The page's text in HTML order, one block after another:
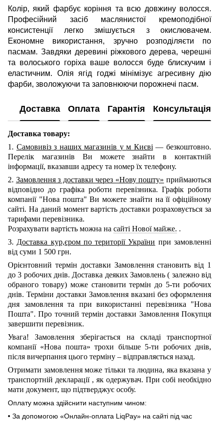
Колір, який фарбує коріння та всю довжину волосся.
Професійний засіб маслянистої кремоподібної
консистенції легко змішується з окислювачем.
Економне використання, зручно розподіляєти по
пасмам. Завдяки деревині ріжкового дерева, черешні
та волоського горіха ваше волосся буде блискучим і
еластичним. Олія ягід годжі мінімізує агресивну дію
фарби, зволожуючи та заповнюючи порожнечі пасм.
Доставка Оплата Гарантія Консультація
Доставка товару:
1. Самовивіз з нашихмагазинів ум Києві — безкоштовно.
Перелік магазинів Ви можете знайти в контактній
інформації, вказавши адресу та номер їх телефону.
2. Замовлення з доставки через «Нову пошту» приймаються
відповідно до графіка роботи перевізника. Графік роботи
компанії "Нова пошта" Ви можете знайти на її офіційному
сайті. На даний момент вартість доставки розраховується за
тарифами перевізника.
Розрахувати вартість можна на сайті Нової майже. .
3. Доставка кур,єром по території України при замовленні
від суми 1 500 грн.
Орієнтовний термін доставки Замовлення становить від 1
до 3 робочих днів. Доставка деяких Замовлень( залежно від
обраного товару) може становити термін до 5-ти робочих
днів. Терміни доставки Замовлення вказані без оформлення
дня замовлення та при використанні перевізника "Нова
Пошта". Про точний термін доставки Замовлення Покупця
завершити перевізник.
Увага! Замовлення зберігається на складі транспортної
компанії «Нова пошта»трохи більше 5-ти робочих днів,
після вичерпання цього терміну – відправляється назад.
Отримати замовлення може тільки та людина, яка вказана у
транспортній декларації , як одержувач. При собі необхідно
мати документ, що підтверджує особу.
Оплату можна здійснити наступним чином:
• За допомогою «Онлайн-оплата LiqPay» на сайті під час